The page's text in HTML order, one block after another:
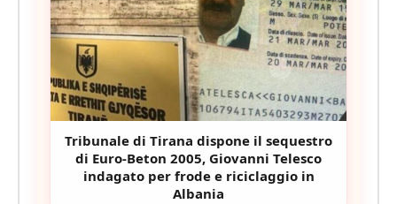
Tribunale di Tirana dispone il sequestro
di Euro-Beton 2005, Giovanni Telesco
indagato per frode e riciclaggio in
Albania